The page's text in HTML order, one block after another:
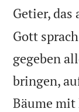
Getier, das
Gott
gegeben
bringen,
Bäume mit